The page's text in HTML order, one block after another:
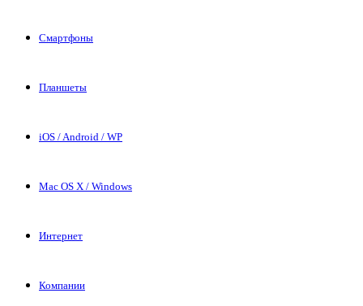
Смартфоны
Планшеты
iOS / Android / WP
Mac OS X / Windows
Интернет
Компании